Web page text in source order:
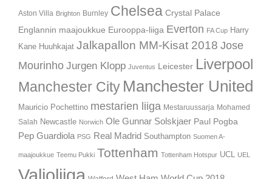
Aston Villa Brighton Burnley Chelsea Crystal Palace
Englannin maajoukkue Eurooppa-liiga Everton FA Cup Harry
Kane Huuhkajat Jalkapallon MM-Kisat 2018 Jose
Mourinho Jurgen Klopp Juventus Leicester Liverpool
Manchester City Manchester United
Mauricio Pochettino mestarien liiga Mestaruussarja Mohamed
Salah Newcastle Norwich Ole Gunnar Solskjaer Paul Pogba
Pep Guardiola PSG Real Madrid Southampton Suomen A-
maajoukkue Teemu Pukki Tottenham Tottenham Hotspur UCL UEL